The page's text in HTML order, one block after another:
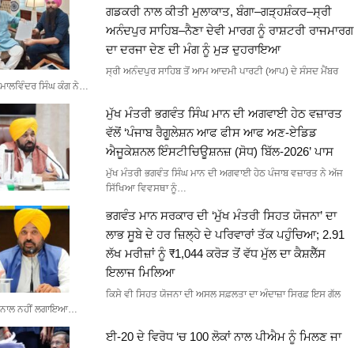
ਗਡਕਰੀ ਨਾਲ ਕੀਤੀ ਮੁਲਾਕਾਤ, ਬੰਗਾ–ਗੜ੍ਹਸ਼ੰਕਰ–ਸ੍ਰੀ
ਅਨੰਦਪੁਰ ਸਾਹਿਬ–ਨੈਣਾ ਦੇਵੀ ਮਾਰਗ ਨੂੰ ਰਾਸ਼ਟਰੀ ਰਾਜਮਾਰਗ
ਦਾ ਦਰਜਾ ਦੇਣ ਦੀ ਮੰਗ ਨੂੰ ਮੁੜ ਦੁਹਰਾਇਆ
ਸ੍ਰੀ ਅਨੰਦਪੁਰ ਸਾਹਿਬ ਤੋਂ ਆਮ ਆਦਮੀ ਪਾਰਟੀ (ਆਪ) ਦੇ ਸੰਸਦ ਮੈਂਬਰ
ਮਾਲਵਿੰਦਰ ਸਿੰਘ ਕੰਗ ਨੇ…
ਮੁੱਖ ਮੰਤਰੀ ਭਗਵੰਤ ਸਿੰਘ ਮਾਨ ਦੀ ਅਗਵਾਈ ਹੇਠ ਵਜ਼ਾਰਤ
ਵੱਲੋਂ ‘ਪੰਜਾਬ ਰੈਗੂਲੇਸ਼ਨ ਆਫ ਫੀਸ ਆਫ ਅਣ-ਏਡਿਡ
ਐਜੂਕੇਸ਼ਨਲ ਇੰਸਟੀਚਿਊਸ਼ਨਜ਼ (ਸੋਧ) ਬਿੱਲ-2026’ ਪਾਸ
ਮੁੱਖ ਮੰਤਰੀ ਭਗਵੰਤ ਸਿੰਘ ਮਾਨ ਦੀ ਅਗਵਾਈ ਹੇਠ ਪੰਜਾਬ ਵਜ਼ਾਰਤ ਨੇ ਅੱਜ
ਸਿੱਖਿਆ ਵਿਵਸਥਾ ਨੂੰ…
ਭਗਵੰਤ ਮਾਨ ਸਰਕਾਰ ਦੀ ‘ਮੁੱਖ ਮੰਤਰੀ ਸਿਹਤ ਯੋਜਨਾ’ ਦਾ
ਲਾਭ ਸੂਬੇ ਦੇ ਹਰ ਜ਼ਿਲ੍ਹੇ ਦੇ ਪਰਿਵਾਰਾਂ ਤੱਕ ਪਹੁੰਚਿਆ; 2.91
ਲੱਖ ਮਰੀਜ਼ਾਂ ਨੂੰ ₹1,044 ਕਰੋੜ ਤੋਂ ਵੱਧ ਮੁੱਲ ਦਾ ਕੈਸ਼ਲੈੱਸ
ਇਲਾਜ ਮਿਲਿਆ
ਕਿਸੇ ਵੀ ਸਿਹਤ ਯੋਜਨਾ ਦੀ ਅਸਲ ਸਫ਼ਲਤਾ ਦਾ ਅੰਦਾਜ਼ਾ ਸਿਰਫ਼ ਇਸ ਗੱਲ
ਨਾਲ ਨਹੀਂ ਲਗਾਇਆ…
ਈ-20 ਦੇ ਵਿਰੋਧ ‘ਚ 100 ਲੋਕਾਂ ਨਾਲ ਪੀਐਮ ਨੂੰ ਮਿਲਣ ਜਾ